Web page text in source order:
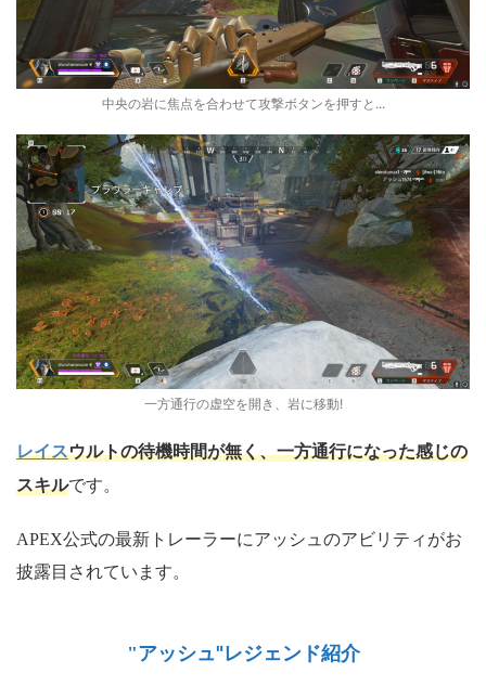
中央の岩に焦点を合わせて攻撃ボタンを押すと...
一方通行の虚空を開き、岩に移動!
レイスウルトの待機時間が無く、一方通行になった感じの
スキルです。
APEX公式の最新トレーラーにアッシュのアビリティがお
披露目されています。
"アッシュ"レジェンド紹介